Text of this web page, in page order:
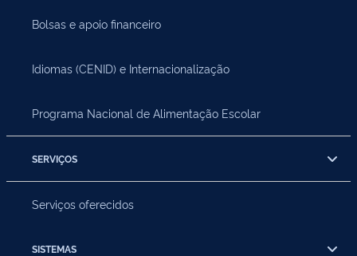
Bolsas e apoio financeiro
Idiomas (CENID) e Internacionalização
Programa Nacional de Alimentação Escolar
SERVIÇOS
Serviços oferecidos
SISTEMAS